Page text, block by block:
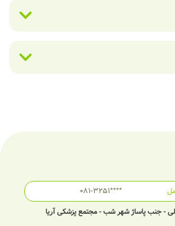
081-3251****
- جنب پاساژ شهر شب - مجتمع پزشکی آریا